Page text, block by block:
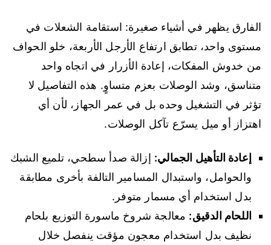
الفارق يظهر في أشياء صغيرة: استقامة الشعلات في
مستوى واحد، تطابق ارتفاع الأرجل الأربعة، خلو الحواف
من خدوش المفكات، إعادة الأزرار في اتجاه واحد
متناسق، وشد الوصلات بعزم متساوٍ. هذه التفاصيل لا
تؤثر في التشغيل وحده بل في عمر الجهاز، لأن أي
اهتزاز أو ميل يسرّع تآكل الوصلات.
إعادة التأهيل الجمالي: إزالة صدأ سطحي، تلميع الشبك
والحوامل، واستبدال المسامير التالفة بأخرى مطابقة
بدل استخدام أي مسمار متوفر.
اللحام الدقيق: معالجة شروخ ماسورة التوزيع بلحام
نظيف بدل استخدام معجون مؤقت ينفصل خلال